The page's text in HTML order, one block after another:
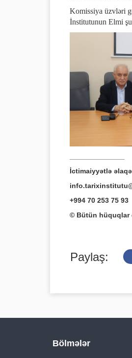
Komissiya üzvləri
İnstitutunun Elmi
İctimaiyyətlə
+994 70 253 75 93
© Bütün hüquqlar
Paylaş:
Bölmələr